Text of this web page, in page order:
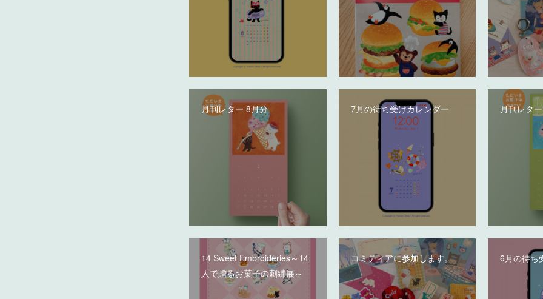
月刊レター 8月分 7月の待ち受けカレンダー 月刊レタ
14 Sweet Embroideries～14
人で贈るお菓子の刺繍展～
コミティアに参加します。 6月の待ち